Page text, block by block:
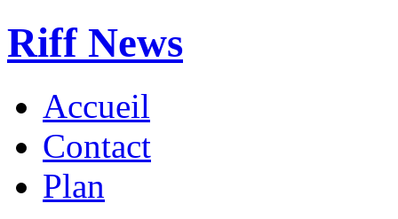
Riff News
Accueil
Contact
Plan